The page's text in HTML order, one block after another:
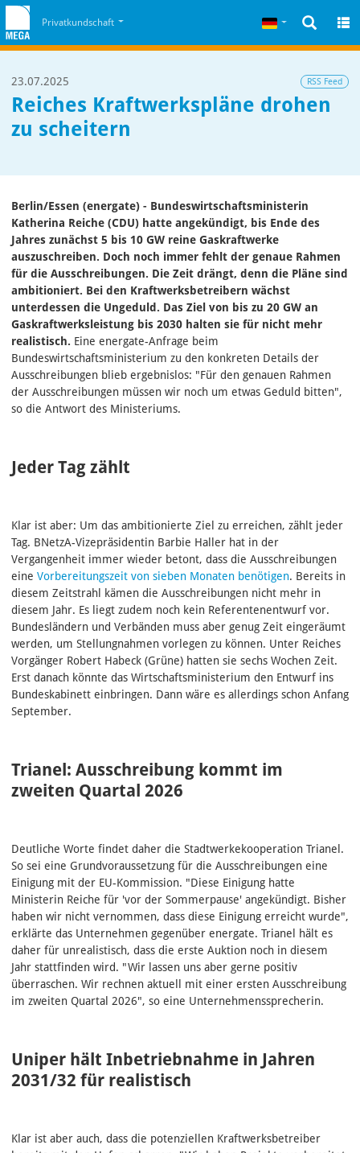
Zum Cookiehinweis
Privatkundschaft Deutsch
23.07.2025 RSS Feed
Reiches Kraftwerkspläne drohen
zu scheitern
Berlin/Essen (energate) - Bundeswirtschaftsministerin
Katherina Reiche (CDU) hatte angekündigt, bis Ende des
Jahres zunächst 5 bis 10 GW reine Gaskraftwerke
auszuschreiben. Doch noch immer fehlt der genaue Rahmen
für die Ausschreibungen. Die Zeit drängt, denn die Pläne sind
ambitioniert. Bei den Kraftwerksbetreibern wächst
unterdessen die Ungeduld. Das Ziel von bis zu 20 GW an
Gaskraftwerksleistung bis 2030 halten sie für nicht mehr
realistisch. Eine energate-Anfrage beim
Bundeswirtschaftsministerium zu den konkreten Details der
Ausschreibungen blieb ergebnislos: "Für den genauen Rahmen
der Ausschreibungen müssen wir noch um etwas Geduld bitten",
so die Antwort des Ministeriums.
Jeder Tag zählt
Klar ist aber: Um das ambitionierte Ziel zu erreichen, zählt jeder
Tag. BNetzA-Vizepräsidentin Barbie Haller hat in der
Vergangenheit immer wieder betont, dass die Ausschreibungen
eine Vorbereitungszeit von sieben Monaten benötigen. Bereits in
diesem Zeitstrahl kämen die Ausschreibungen nicht mehr in
diesem Jahr. Es liegt zudem noch kein Referentenentwurf vor.
Bundesländern und Verbänden muss aber genug Zeit eingeräumt
werden, um Stellungnahmen vorlegen zu können. Unter Reiches
Vorgänger Robert Habeck (Grüne) hatten sie sechs Wochen Zeit.
Erst danach könnte das Wirtschaftsministerium den Entwurf ins
Bundeskabinett einbringen. Dann wäre es allerdings schon Anfang
September.
Trianel: Ausschreibung kommt im
zweiten Quartal 2026
Deutliche Worte findet daher die Stadtwerkekooperation Trianel.
So sei eine Grundvoraussetzung für die Ausschreibungen eine
Einigung mit der EU-Kommission. "Diese Einigung hatte
Ministerin Reiche für 'vor der Sommerpause' angekündigt. Bisher
haben wir nicht vernommen, dass diese Einigung erreicht wurde",
erklärte das Unternehmen gegenüber energate. Trianel hält es
daher für unrealistisch, dass die erste Auktion noch in diesem
Jahr stattfinden wird. "Wir lassen uns aber gerne positiv
überraschen. Wir rechnen aktuell mit einer ersten Ausschreibung
im zweiten Quartal 2026", so eine Unternehmenssprecherin.
Uniper hält Inbetriebnahme in Jahren
2031/32 für realistisch
Klar ist aber auch, dass die potenziellen Kraftwerksbetreiber